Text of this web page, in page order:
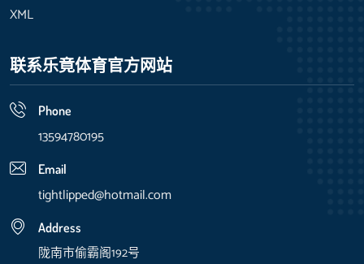
XML
联系乐竟体育官方网站
Phone
13594780195
Email
tightlipped@hotmail.com
Address
陇南市偷霸阁192号